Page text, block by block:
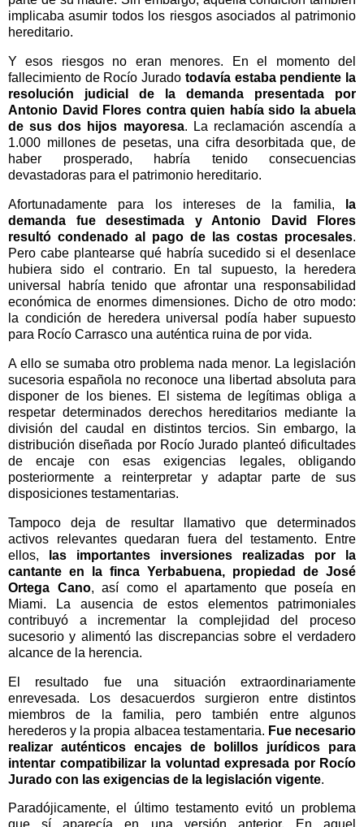
implicaba asumir todos los riesgos asociados al patrimonio
hereditario.
Y esos riesgos no eran menores. En el momento del
fallecimiento de Rocío Jurado todavía estaba pendiente la
resolución judicial de la demanda presentada por
Antonio David Flores contra quien había sido la abuela
de sus dos hijos mayoresa. La reclamación ascendía a
1.000 millones de pesetas, una cifra desorbitada que, de
haber prosperado, habría tenido consecuencias
devastadoras para el patrimonio hereditario.
Afortunadamente para los intereses de la familia,
la
demanda fue desestimada y Antonio David Flores
resultó condenado al pago de las costas procesales.
Pero cabe plantearse qué habría sucedido si el desenlace
hubiera sido el contrario. En tal supuesto, la heredera
universal habría tenido que afrontar una responsabilidad
económica de enormes dimensiones. Dicho de otro modo:
la condición de heredera universal podía haber supuesto
para Rocío Carrasco una auténtica ruina de por vida.
A ello se sumaba otro problema nada menor. La legislación
sucesoria española no reconoce una libertad absoluta para
disponer de los bienes. El sistema de legítimas obliga a
respetar determinados derechos hereditarios mediante la
división del caudal en distintos tercios. Sin embargo, la
distribución diseñada por Rocío Jurado planteó dificultades
de encaje con esas exigencias legales, obligando
posteriormente a reinterpretar y adaptar parte de sus
disposiciones testamentarias.
Tampoco deja de resultar llamativo que determinados
activos relevantes quedaran fuera del testamento. Entre
ellos,
las importantes inversiones realizadas por la
cantante en la finca Yerbabuena, propiedad de José
Ortega Cano, así como el apartamento que poseía en
Miami. La ausencia de estos elementos patrimoniales
contribuyó a incrementar la complejidad del proceso
sucesorio y alimentó las discrepancias sobre el verdadero
alcance de la herencia.
El resultado fue una situación extraordinariamente
enrevesada. Los desacuerdos surgieron entre distintos
miembros de la familia, pero también entre algunos
herederos y la propia albacea testamentaria. Fue necesario
realizar auténticos encajes de bolillos jurídicos para
intentar compatibilizar la voluntad expresada por Rocío
Jurado con las exigencias de la legislación vigente.
Paradójicamente, el último testamento evitó un problema